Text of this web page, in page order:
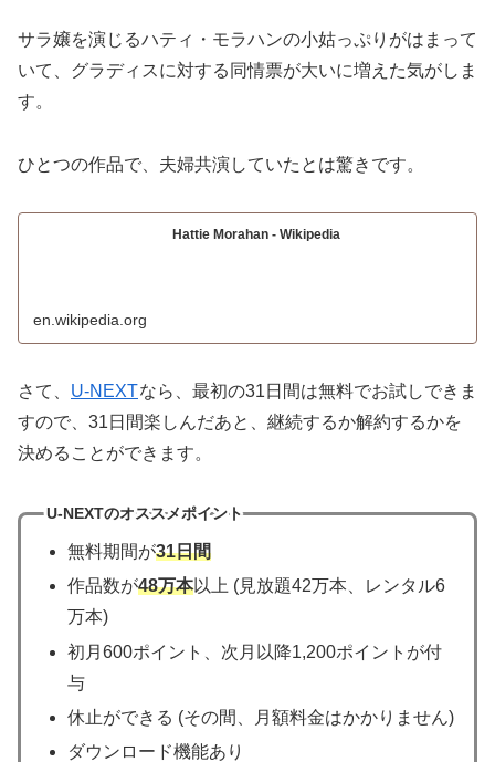
サラ嬢を演じるハティ・モラハンの小姑っぷりがはまって
いて、グラディスに対する同情票が大いに増えた気がしま
す。
ひとつの作品で、夫婦共演していたとは驚きです。
Hattie Morahan - Wikipedia
en.wikipedia.org
さて、 U-NEXTなら、最初の31日間は無料でお試しできま
すので、31日間楽しんだあと、継続するか解約するかを
決めることができます。
U-NEXTのオススメポイント
無料期間が31日間
作品数が48万本以上 (見放題42万本、レンタル6
万本)
初月600ポイント、次月以降1,200ポイントが付
与
休止ができる (その間、月額料金はかかりません)
ダウンロード機能あり